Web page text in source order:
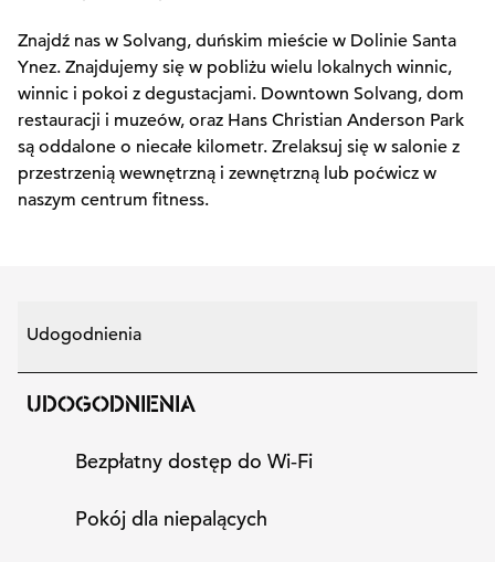
Znajdź nas w Solvang, duńskim mieście w Dolinie Santa
Ynez. Znajdujemy się w pobliżu wielu lokalnych winnic,
winnic i pokoi z degustacjami. Downtown Solvang, dom
restauracji i muzeów, oraz Hans Christian Anderson Park
są oddalone o niecałe kilometr. Zrelaksuj się w salonie z
przestrzenią wewnętrzną i zewnętrzną lub poćwicz w
naszym centrum fitness.
Udogodnienia
UDOGODNIENIA
Bezpłatny dostęp do Wi‑Fi
Pokój dla niepalących